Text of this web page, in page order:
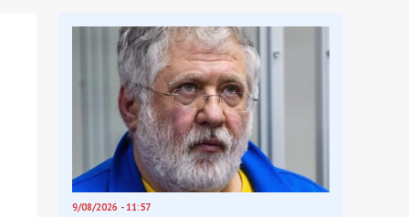
9/08/2026 - 11:57